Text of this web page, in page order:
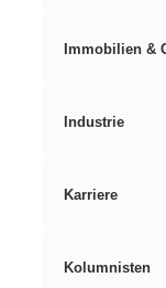
Immobilien &
Industrie
Karriere
Kolumnisten